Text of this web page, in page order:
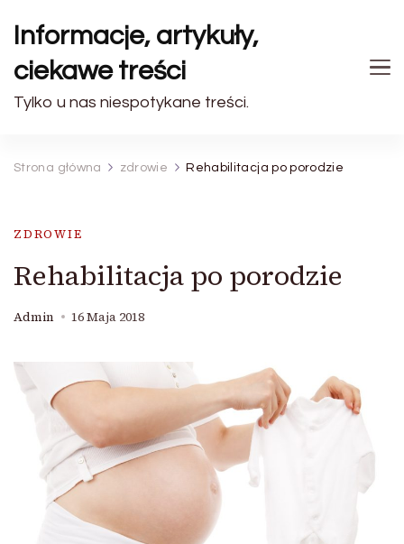
Informacje, artykuły,
ciekawe treści
Tylko u nas niespotykane treści.
Strona główna zdrowie Rehabilitacja po porodzie
ZDROWIE
Rehabilitacja po porodzie
Admin 16 Maja 2018